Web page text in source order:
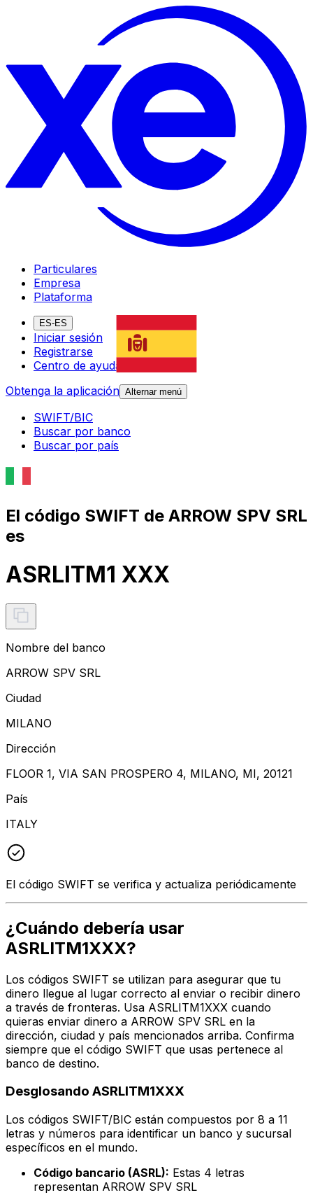
Particulares
Empresa
Plataforma
ES-ES
Iniciar sesión
Registrarse
Centro de ayuda
Obtenga la aplicación Alternar menú
SWIFT/BIC
Buscar por banco
Buscar por país
El código SWIFT de ARROW SPV SRL
es
ASRLITM1 XXX
Nombre del banco
ARROW SPV SRL
Ciudad
MILANO
Dirección
FLOOR 1, VIA SAN PROSPERO 4, MILANO, MI, 20121
País
ITALY
El código SWIFT se verifica y actualiza periódicamente
¿Cuándo debería usar
ASRLITM1XXX?
Los códigos SWIFT se utilizan para asegurar que tu
dinero llegue al lugar correcto al enviar o recibir dinero
a través de fronteras. Usa ASRLITM1XXX cuando
quieras enviar dinero a ARROW SPV SRL en la
dirección, ciudad y país mencionados arriba. Confirma
siempre que el código SWIFT que usas pertenece al
banco de destino.
Desglosando ASRLITM1XXX
Los códigos SWIFT/BIC están compuestos por 8 a 11
letras y números para identificar un banco y sucursal
específicos en el mundo.
Código bancario (ASRL): Estas 4 letras
representan ARROW SPV SRL